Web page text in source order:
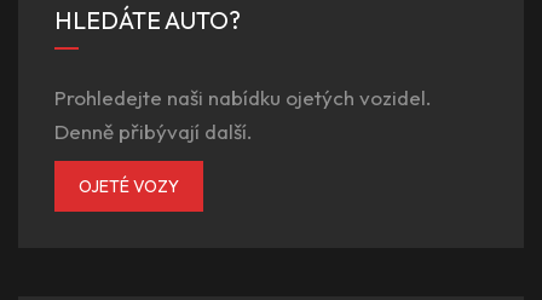
HLEDÁTE AUTO?
Prohledejte naši nabídku ojetých vozidel.
Denně přibývají další.
OJETÉ VOZY